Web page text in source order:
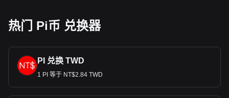
热门 Pi币 兑换器
PI 兑换 TWD
1 PI 等于 NT$2.84 TWD